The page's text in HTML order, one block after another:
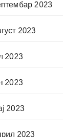
2023
2023
2023
2023
2023
2023